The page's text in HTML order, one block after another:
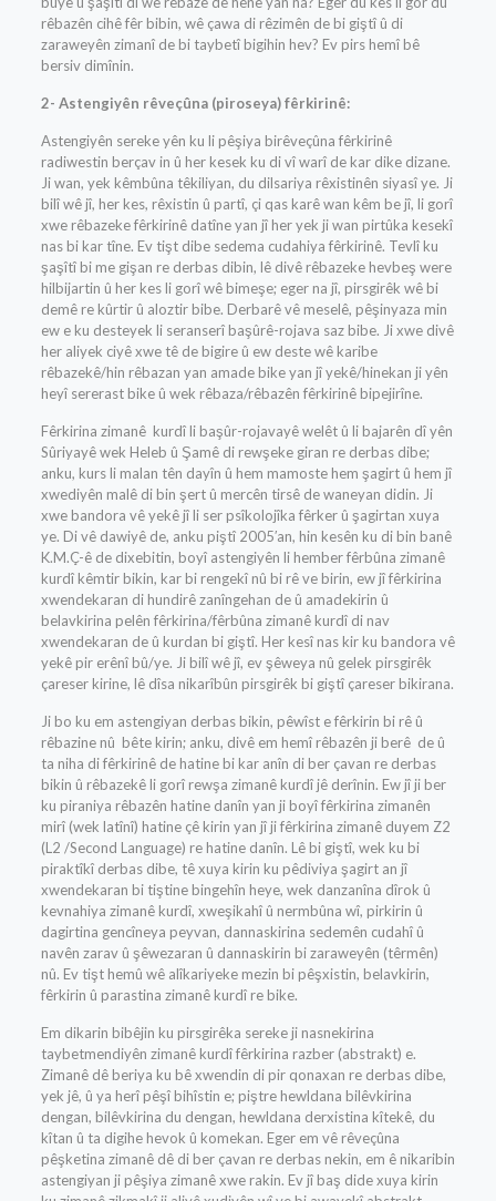
rêbazên cihê fêr bibin, wê çawa di rêzimên de bi giştî û di
zaraweyên zimanî de bi taybetî bigihin hev? Ev pirs hemî bê
bersiv dimînin.
2- Astengiyên rêveçûna (piroseya) fêrkirinê:
Astengiyên sereke yên ku li pêşiya birêveçûna fêrkirinê
radiwestin berçav in û her kesek ku di vî warî de kar dike dizane.
Ji wan, yek kêmbûna têkiliyan, du dilsariya rêxistinên siyasî ye. Ji
bilî wê jî, her kes, rêxistin û partî, çi qas karê wan kêm be jî, li gorî
xwe rêbazeke fêrkirinê datîne yan jî her yek ji wan pirtûka kesekî
nas bi kar tîne. Ev tişt dibe sedema cudahiya fêrkirinê. Tevlî ku
şaşîtî bi me gişan re derbas dibin, lê divê rêbazeke hevbeş were
hilbijartin û her kes li gorî wê bimeşe; eger na jî, pirsgirêk wê bi
demê re kûrtir û aloztir bibe. Derbarê vê meselê, pêşinyaza min
ew e ku desteyek li seranserî başûrê-rojava saz bibe. Ji xwe divê
her aliyek ciyê xwe tê de bigire û ew deste wê karibe
rêbazekê/hin rêbazan yan amade bike yan jî yekê/hinekan ji yên
heyî sererast bike û wek rêbaza/rêbazên fêrkirinê bipejirîne.
Fêrkirina zimanê kurdî li başûr-rojavayê welêt û li bajarên dî yên
Sûriyayê wek Heleb û Şamê di rewşeke giran re derbas dibe;
anku, kurs li malan tên dayîn û hem mamoste hem şagirt û hem jî
xwediyên malê di bin şert û mercên tirsê de waneyan didin. Ji
xwe bandora vê yekê jî li ser psîkolojîka fêrker û şagirtan xuya
ye. Di vê dawiyê de, anku piştî 2005′an, hin kesên ku di bin banê
K.M.Ç-ê de dixebitin, boyî astengiyên li hember fêrbûna zimanê
kurdî kêmtir bikin, kar bi rengekî nû bi rê ve birin, ew jî fêrkirina
xwendekaran di hundirê zanîngehan de û amadekirin û
belavkirina pelên fêrkirina/fêrbûna zimanê kurdî di nav
xwendekaran de û kurdan bi giştî. Her kesî nas kir ku bandora vê
yekê pir erênî bû/ye. Ji bilî wê jî, ev şêweya nû gelek pirsgirêk
çareser kirine, lê dîsa nikarîbûn pirsgirêk bi giştî çareser bikirana.
Ji bo ku em astengiyan derbas bikin, pêwîst e fêrkirin bi rê û
rêbazine nû bête kirin; anku, divê em hemî rêbazên ji berê de û
ta niha di fêrkirinê de hatine bi kar anîn di ber çavan re derbas
bikin û rêbazekê li gorî rewşa zimanê kurdî jê derînin. Ew jî ji ber
ku piraniya rêbazên hatine danîn yan ji boyî fêrkirina zimanên
mirî (wek latînî) hatine çê kirin yan jî ji fêrkirina zimanê duyem Z2
(L2 /Second Language) re hatine danîn. Lê bi giştî, wek ku bi
piraktîkî derbas dibe, tê xuya kirin ku pêdiviya şagirt an jî
xwendekaran bi tiştine bingehîn heye, wek danzanîna dîrok û
kevnahiya zimanê kurdî, xweşikahî û nermbûna wî, pirkirin û
dagirtina gencîneya peyvan, dannaskirina sedemên cudahî û
navên zarav û şêwezaran û dannaskirin bi zaraweyên (têrmên)
nû. Ev tişt hemû wê alîkariyeke mezin bi pêşxistin, belavkirin,
fêrkirin û parastina zimanê kurdî re bike.
Em dikarin bibêjin ku pirsgirêka sereke ji nasnekirina
taybetmendiyên zimanê kurdî fêrkirina razber (abstrakt) e.
Zimanê dê beriya ku bê xwendin di pir qonaxan re derbas dibe,
yek jê, û ya herî pêşî bihîstin e; piştre hewldana bilêvkirina
dengan, bilêvkirina du dengan, hewldana derxistina kîtekê, du
kîtan û ta digihe hevok û komekan. Eger em vê rêveçûna
pêşketina zimanê dê di ber çavan re derbas nekin, em ê nikaribin
astengiyan ji pêşiya zimanê xwe rakin. Ev jî baş dide xuya kirin